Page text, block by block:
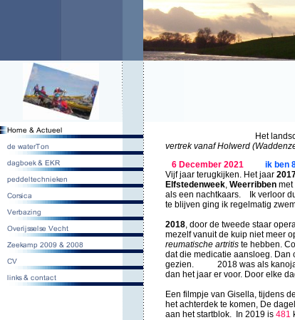
Het landschap boven in
vertrek vanaf Holwerd
6 December 2021 ik ben
Vijf jaar terugkijken. Het jaar
Elfstedenweek, Weerribben met
als een nachtkaars. Ik verloor
te blijven ging ik regelmatig
2018, door de tweede staar
mezelf vanuit de kuip niet meer
reumatische artritis te hebben.
dat die medicatie aansloeg. Dan
gezien. 2018 was als
dan het jaar er voor. Door elke
Een filmpje van Gisella, tijdens
het achterdek te komen, De
aan het startblok. In 2019 is 481